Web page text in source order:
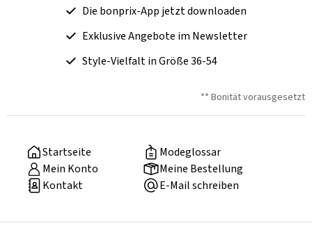
Die bonprix-App jetzt downloaden
Exklusive Angebote im Newsletter
Style-Vielfalt in Größe 36-54
** Bonität vorausgesetzt
Startseite
Modeglossar
Mein Konto
Meine Bestellung
Kontakt
E-Mail schreiben